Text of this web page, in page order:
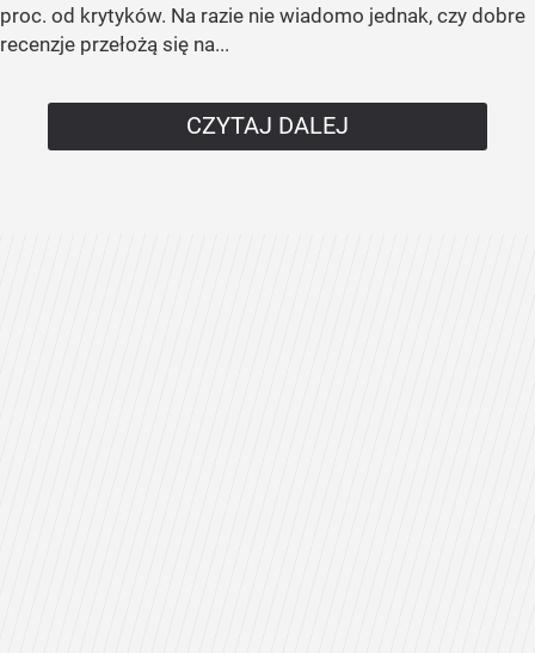
proc. od krytyków. Na razie nie wiadomo jednak, czy dobre
recenzje przełożą się na...
CZYTAJ DALEJ